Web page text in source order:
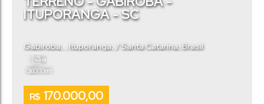
R$ 170.000,00
ITUPORANGA - SC
Gabiroba Ituporanga, Santa Catarina, Brasil
Útil:
360.00m²